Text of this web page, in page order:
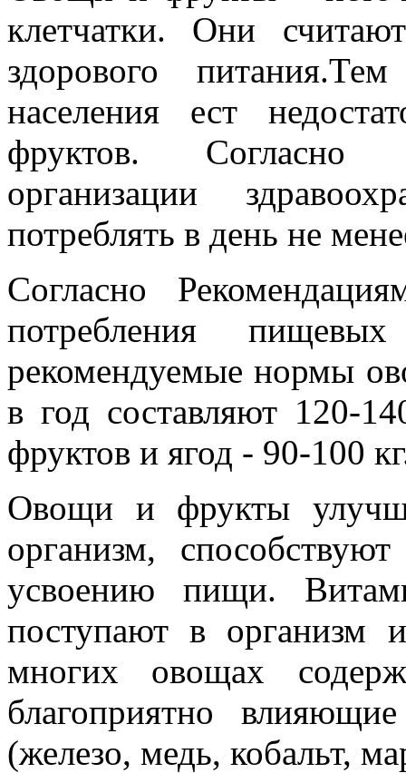
клетчатки. Они
здорового
населения ест
фруктов. Согласно
организации
потреблять в день не
Согласно
потребления
рекомендуемые нормы
в год составляют 120-
фруктов и ягод - 90-100
Овощи и фрукты
организм,
усвоению пищи.
поступают в организм
многих овощах
благоприятно
(железо, медь, кобальт,